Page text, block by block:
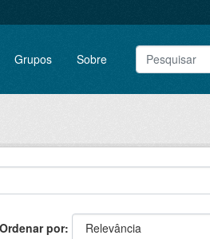
Grupos Sobre
Ordenar por